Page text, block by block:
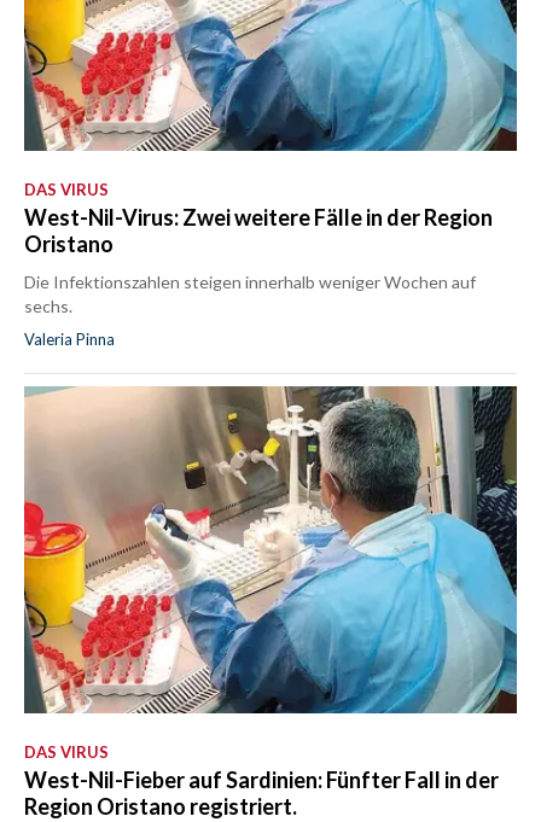
DAS VIRUS
West-Nil-Virus: Zwei weitere Fälle in der Region
Oristano
Die Infektionszahlen steigen innerhalb weniger Wochen auf
sechs.
Valeria Pinna
DAS VIRUS
West-Nil-Fieber auf Sardinien: Fünfter Fall in der
Region Oristano registriert.